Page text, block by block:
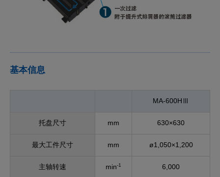
基本信息
MA-600HⅢ
托盘尺寸 mm 630×630
最大工件尺寸 mm ø1,050×1,200
主轴转速 min-1 6,000